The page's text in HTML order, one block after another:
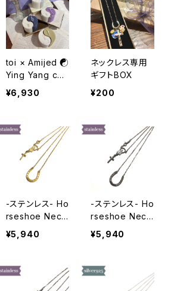
toi × Amijed ☯
Ying Yang can
dle
¥6,930
ネックレス専用
ギフトBOX
¥200
-ステンレス- Ho
rseshoe Neckl
ace GOLD
¥5,940
-ステンレス- Ho
rseshoe Neckl
ace SILVER
¥5,940